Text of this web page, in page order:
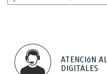
ATENCIóN
DIGITALES